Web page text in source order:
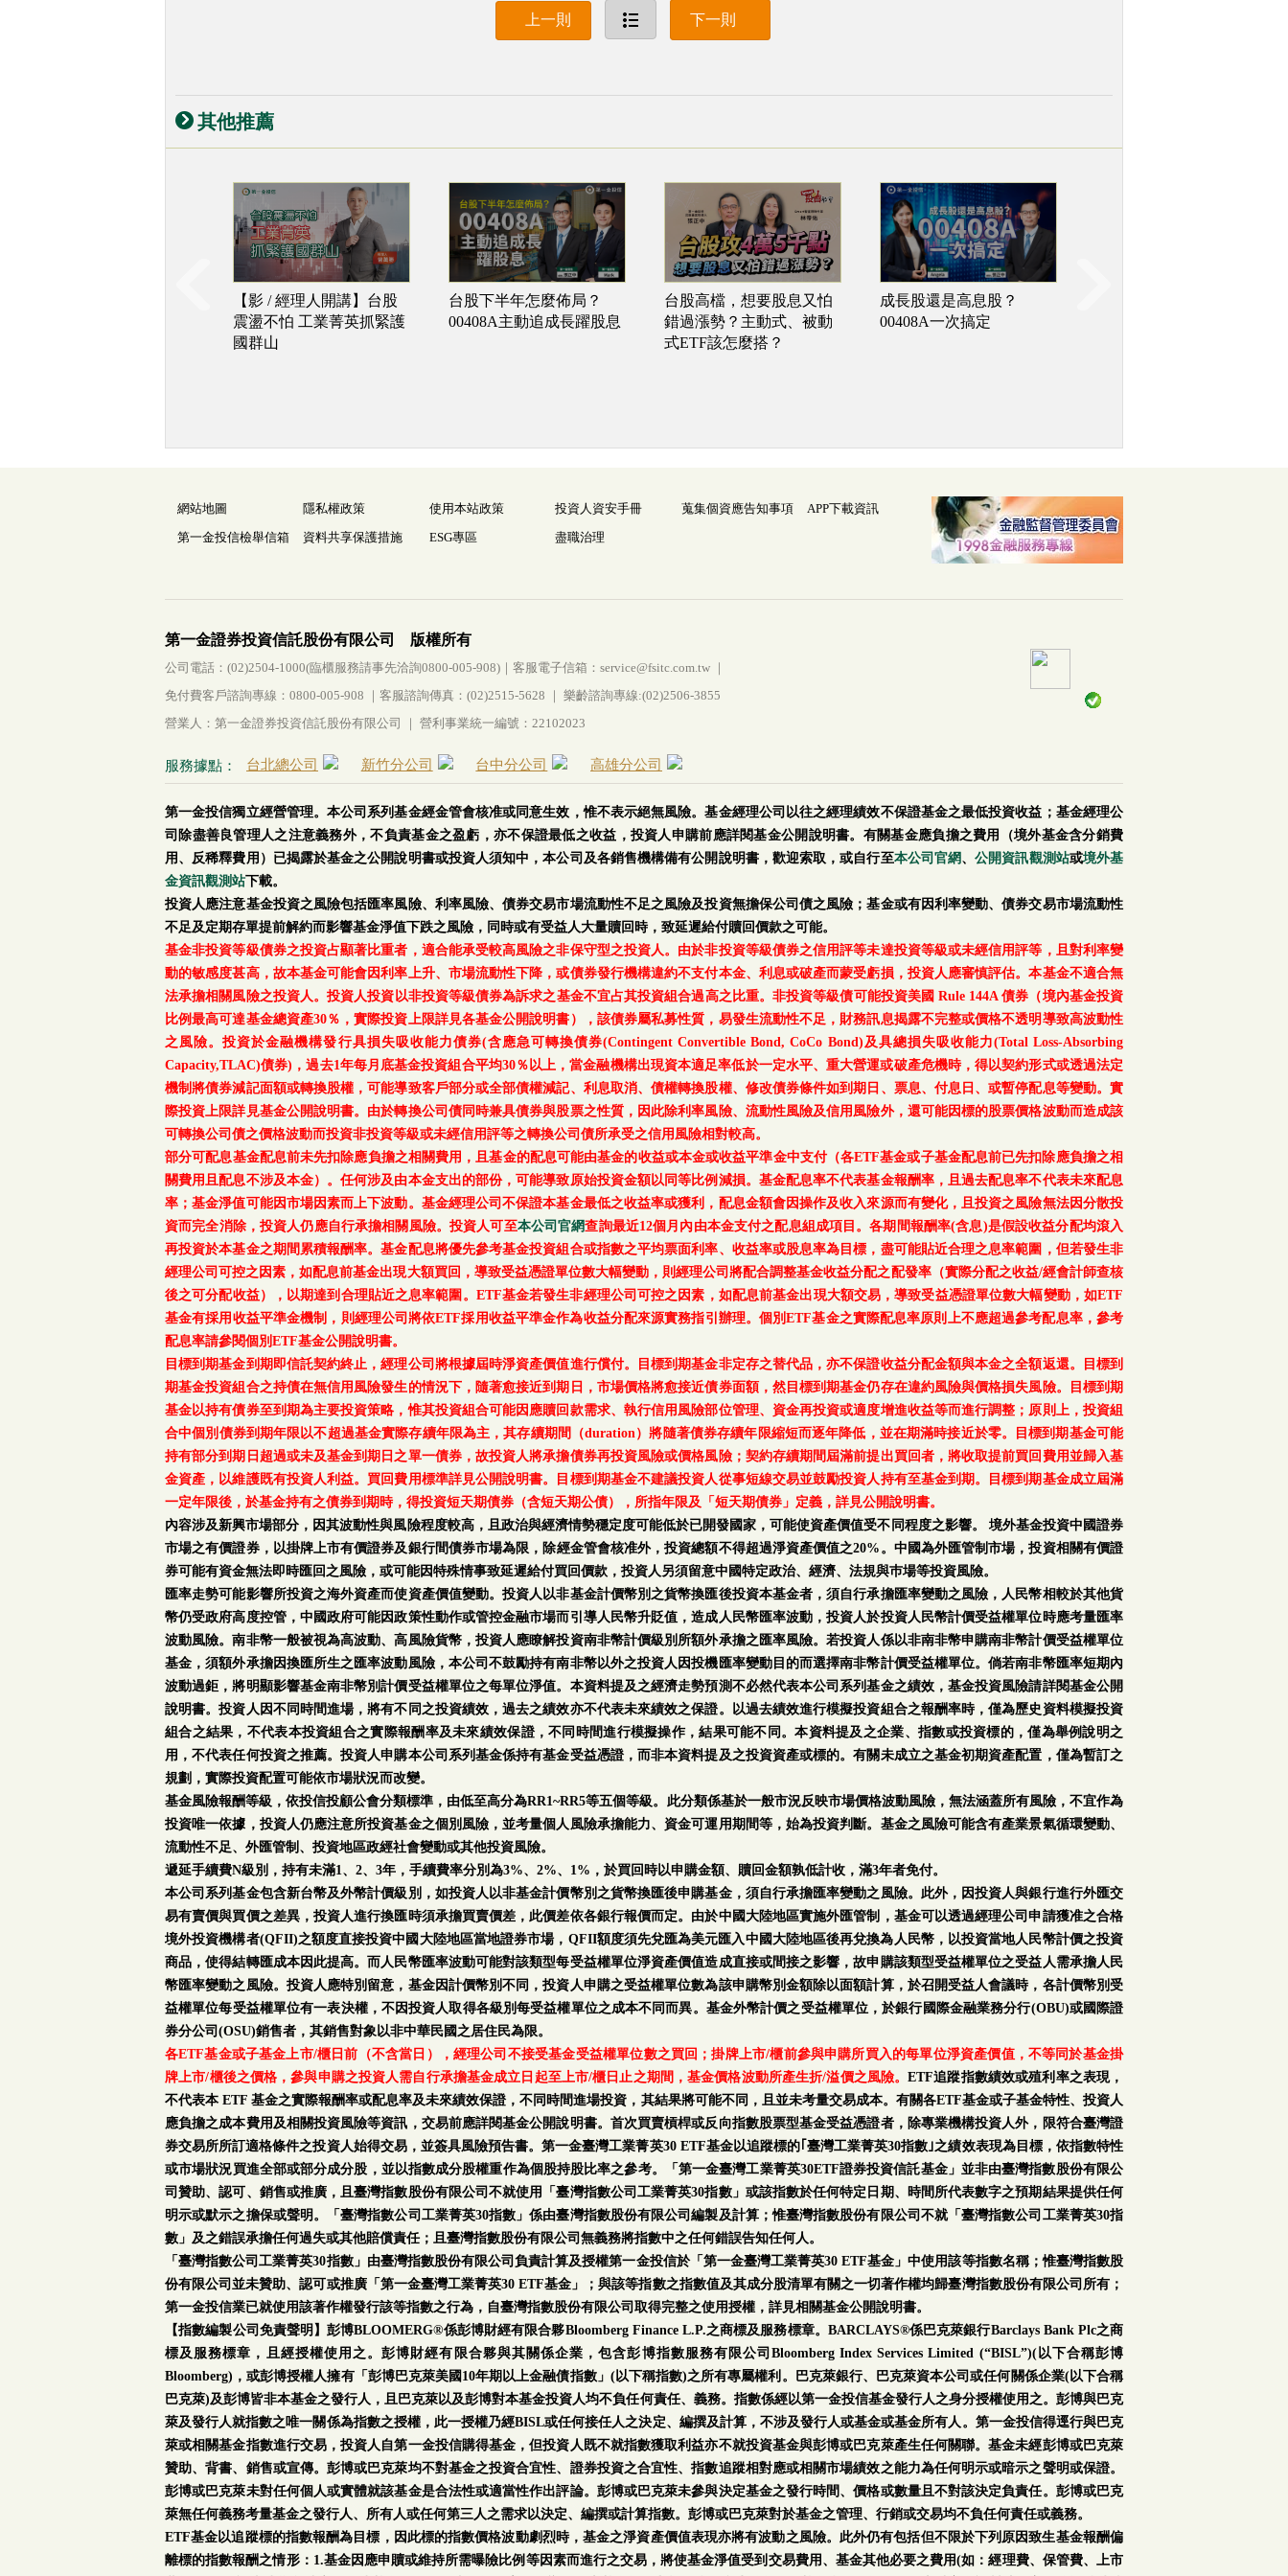
上一則 下一則
其他推薦
【影 / 經理人開講】台股
震盪不怕 工業菁英抓緊護
國群山
台股下半年怎麼佈局？
00408A主動追成長躍股息
台股高檔，想要股息又怕
錯過漲勢？主動式、被動
式ETF該怎麼搭？
成長股還是高息股？
00408A一次搞定
網站地圖 隱私權政策 使用本站政策 投資人資安手冊 蒐集個資應告知事項
APP下載資訊
第一金投信檢舉信箱
資料共享保護措施 ESG專區 盡職治理
第一金證券投資信託股份有限公司 版權所有
公司電話：(02)2504-1000(臨櫃服務請事先洽詢0800-005-908)｜客服電子信箱：service@fsitc.com.tw ｜
免付費客戶諮詢專線：0800-005-908 ｜客服諮詢傳真：(02)2515-5628 ｜ 樂齡諮詢專線:(02)2506-3855
營業人：第一金證券投資信託股份有限公司 ｜ 營利事業統一編號：22102023
服務據點： 台北總公司 新竹分公司 台中分公司 高雄分公司
第一金投信獨立經營管理。本公司系列基金經金管會核准或同意生效，惟不表示絕無風險。基金經理公司以往之經理績效不保證基金之最低投資收益；基金經理公
司除盡善良管理人之注意義務外，不負責基金之盈虧，亦不保證最低之收益，投資人申購前應詳閱基金公開說明書。有關基金應負擔之費用（境外基金含分銷費
用、反稀釋費用）已揭露於基金之公開說明書或投資人須知中，本公司及各銷售機構備有公開說明書，歡迎索取，或自行至本公司官網、公開資訊觀測站或境外基
金資訊觀測站下載。
投資人應注意基金投資之風險包括匯率風險、利率風險、債券交易市場流動性不足之風險及投資無擔保公司債之風險；基金或有因利率變動、債券交易市場流動性
不足及定期存單提前解約而影響基金淨值下跌之風險，同時或有受益人大量贖回時，致延遲給付贖回價款之可能。
基金非投資等級債券之投資占顯著比重者，適合能承受較高風險之非保守型之投資人。由於非投資等級債券之信用評等未達投資等級或未經信用評等，且對利率變
動的敏感度甚高，故本基金可能會因利率上升、市場流動性下降，或債券發行機構違約不支付本金、利息或破產而蒙受虧損，投資人應審慎評估。本基金不適合無
法承擔相關風險之投資人。投資人投資以非投資等級債券為訴求之基金不宜占其投資組合過高之比重。非投資等級債可能投資美國 Rule 144A 債券（境內基金投資
比例最高可達基金總資產30％，實際投資上限詳見各基金公開說明書），該債券屬私募性質，易發生流動性不足，財務訊息揭露不完整或價格不透明導致高波動性
之風險。投資於金融機構發行具損失吸收能力債券(含應急可轉換債券(Contingent Convertible Bond, CoCo Bond)及具總損失吸收能力(Total Loss-Absorbing
Capacity,TLAC)債券)，過去1年每月底基金投資組合平均30％以上，當金融機構出現資本適足率低於一定水平、重大營運或破產危機時，得以契約形式或透過法定
機制將債券減記面額或轉換股權，可能導致客戶部分或全部債權減記、利息取消、債權轉換股權、修改債券條件如到期日、票息、付息日、或暫停配息等變動。實
際投資上限詳見基金公開說明書。由於轉換公司債同時兼具債券與股票之性質，因此除利率風險、流動性風險及信用風險外，還可能因標的股票價格波動而造成該
可轉換公司債之價格波動而投資非投資等級或未經信用評等之轉換公司債所承受之信用風險相對較高。
部分可配息基金配息前未先扣除應負擔之相關費用，且基金的配息可能由基金的收益或本金或收益平準金中支付（各ETF基金或子基金配息前已先扣除應負擔之相
關費用且配息不涉及本金）。任何涉及由本金支出的部份，可能導致原始投資金額以同等比例減損。基金配息率不代表基金報酬率，且過去配息率不代表未來配息
率；基金淨值可能因市場因素而上下波動。基金經理公司不保證本基金最低之收益率或獲利，配息金額會因操作及收入來源而有變化，且投資之風險無法因分散投
資而完全消除，投資人仍應自行承擔相關風險。投資人可至本公司官網查詢最近12個月內由本金支付之配息組成項目。各期間報酬率(含息)是假設收益分配均滾入
再投資於本基金之期間累積報酬率。基金配息將優先參考基金投資組合或指數之平均票面利率、收益率或股息率為目標，盡可能貼近合理之息率範圍，但若發生非
經理公司可控之因素，如配息前基金出現大額買回，導致受益憑證單位數大幅變動，則經理公司將配合調整基金收益分配之配發率（實際分配之收益/經會計師查核
後之可分配收益），以期達到合理貼近之息率範圍。ETF基金若發生非經理公司可控之因素，如配息前基金出現大額交易，導致受益憑證單位數大幅變動，如ETF
基金有採用收益平準金機制，則經理公司將依ETF採用收益平準金作為收益分配來源實務指引辦理。個別ETF基金之實際配息率原則上不應超過參考配息率，參考
配息率請參閱個別ETF基金公開說明書。
目標到期基金到期即信託契約終止，經理公司將根據屆時淨資產價值進行償付。目標到期基金非定存之替代品，亦不保證收益分配金額與本金之全額返還。目標到
期基金投資組合之持債在無信用風險發生的情況下，隨著愈接近到期日，市場價格將愈接近債券面額，然目標到期基金仍存在違約風險與價格損失風險。目標到期
基金以持有債券至到期為主要投資策略，惟其投資組合可能因應贖回款需求、執行信用風險部位管理、資金再投資或適度增進收益等而進行調整；原則上，投資組
合中個別債券到期年限以不超過基金實際存續年限為主，其存續期間（duration）將隨著債券存續年限縮短而逐年降低，並在期滿時接近於零。目標到期基金可能
持有部分到期日超過或未及基金到期日之單一債券，故投資人將承擔債券再投資風險或價格風險；契約存續期間屆滿前提出買回者，將收取提前買回費用並歸入基
金資產，以維護既有投資人利益。買回費用標準詳見公開說明書。目標到期基金不建議投資人從事短線交易並鼓勵投資人持有至基金到期。目標到期基金成立屆滿
一定年限後，於基金持有之債券到期時，得投資短天期債券（含短天期公債），所指年限及「短天期債券」定義，詳見公開說明書。
內容涉及新興市場部分，因其波動性與風險程度較高，且政治與經濟情勢穩定度可能低於已開發國家，可能使資產價值受不同程度之影響。 境外基金投資中國證券
市場之有價證券，以掛牌上市有價證券及銀行間債券市場為限，除經金管會核准外，投資總額不得超過淨資產價值之20%。中國為外匯管制市場，投資相關有價證
券可能有資金無法即時匯回之風險，或可能因特殊情事致延遲給付買回價款，投資人另須留意中國特定政治、經濟、法規與巿場等投資風險。
匯率走勢可能影響所投資之海外資產而使資產價值變動。投資人以非基金計價幣別之貨幣換匯後投資本基金者，須自行承擔匯率變動之風險，人民幣相較於其他貨
幣仍受政府高度控管，中國政府可能因政策性動作或管控金融市場而引導人民幣升貶值，造成人民幣匯率波動，投資人於投資人民幣計價受益權單位時應考量匯率
波動風險。南非幣一般被視為高波動、高風險貨幣，投資人應瞭解投資南非幣計價級別所額外承擔之匯率風險。若投資人係以非南非幣申購南非幣計價受益權單位
基金，須額外承擔因換匯所生之匯率波動風險，本公司不鼓勵持有南非幣以外之投資人因投機匯率變動目的而選擇南非幣計價受益權單位。倘若南非幣匯率短期內
波動過鉅，將明顯影響基金南非幣別計價受益權單位之每單位淨值。本資料提及之經濟走勢預測不必然代表本公司系列基金之績效，基金投資風險請詳閱基金公開
說明書。投資人因不同時間進場，將有不同之投資績效，過去之績效亦不代表未來績效之保證。以過去績效進行模擬投資組合之報酬率時，僅為歷史資料模擬投資
組合之結果，不代表本投資組合之實際報酬率及未來績效保證，不同時間進行模擬操作，結果可能不同。本資料提及之企業、指數或投資標的，僅為舉例說明之
用，不代表任何投資之推薦。投資人申購本公司系列基金係持有基金受益憑證，而非本資料提及之投資資產或標的。有關未成立之基金初期資產配置，僅為暫訂之
規劃，實際投資配置可能依市場狀況而改變。
基金風險報酬等級，依投信投顧公會分類標準，由低至高分為RR1~RR5等五個等級。此分類係基於一般市況反映市場價格波動風險，無法涵蓋所有風險，不宜作為
投資唯一依據，投資人仍應注意所投資基金之個別風險，並考量個人風險承擔能力、資金可運用期間等，始為投資判斷。基金之風險可能含有產業景氣循環變動、
流動性不足、外匯管制、投資地區政經社會變動或其他投資風險。
遞延手續費N級別，持有未滿1、2、3年，手續費率分別為3%、2%、1%，於買回時以申購金額、贖回金額孰低計收，滿3年者免付。
本公司系列基金包含新台幣及外幣計價級別，如投資人以非基金計價幣別之貨幣換匯後申購基金，須自行承擔匯率變動之風險。此外，因投資人與銀行進行外匯交
易有賣價與買價之差異，投資人進行換匯時須承擔買賣價差，此價差依各銀行報價而定。由於中國大陸地區實施外匯管制，基金可以透過經理公司申請獲准之合格
境外投資機構者(QFII)之額度直接投資中國大陸地區當地證券市場，QFII額度須先兌匯為美元匯入中國大陸地區後再兌換為人民幣，以投資當地人民幣計價之投資
商品，使得結轉匯成本因此提高。而人民幣匯率波動可能對該類型每受益權單位淨資產價值造成直接或間接之影響，故申購該類型受益權單位之受益人需承擔人民
幣匯率變動之風險。投資人應特別留意，基金因計價幣別不同，投資人申購之受益權單位數為該申購幣別金額除以面額計算，於召開受益人會議時，各計價幣別受
益權單位每受益權單位有一表決權，不因投資人取得各級別每受益權單位之成本不同而異。基金外幣計價之受益權單位，於銀行國際金融業務分行(OBU)或國際證
券分公司(OSU)銷售者，其銷售對象以非中華民國之居住民為限。
各ETF基金或子基金上市/櫃日前（不含當日），經理公司不接受基金受益權單位數之買回；掛牌上市/櫃前參與申購所買入的每單位淨資產價值，不等同於基金掛
牌上市/櫃後之價格，參與申購之投資人需自行承擔基金成立日起至上市/櫃日止之期間，基金價格波動所產生折/溢價之風險。ETF追蹤指數績效或殖利率之表現，
不代表本 ETF 基金之實際報酬率或配息率及未來績效保證，不同時間進場投資，其結果將可能不同，且並未考量交易成本。有關各ETF基金或子基金特性、投資人
應負擔之成本費用及相關投資風險等資訊，交易前應詳閱基金公開說明書。首次買賣槓桿或反向指數股票型基金受益憑證者，除專業機構投資人外，限符合臺灣證
券交易所所訂適格條件之投資人始得交易，並簽具風險預告書。第一金臺灣工業菁英30 ETF基金以追蹤標的｢臺灣工業菁英30指數｣之績效表現為目標，依指數特性
或市場狀況買進全部或部分成分股，並以指數成分股權重作為個股持股比率之參考。「第一金臺灣工業菁英30ETF證券投資信託基金」並非由臺灣指數股份有限公
司贊助、認可、銷售或推廣，且臺灣指數股份有限公司不就使用「臺灣指數公司工業菁英30指數」或該指數於任何特定日期、時間所代表數字之預期結果提供任何
明示或默示之擔保或聲明。「臺灣指數公司工業菁英30指數」係由臺灣指數股份有限公司編製及計算；惟臺灣指數股份有限公司不就「臺灣指數公司工業菁英30指
數」及之錯誤承擔任何過失或其他賠償責任；且臺灣指數股份有限公司無義務將指數中之任何錯誤告知任何人。
「臺灣指數公司工業菁英30指數」由臺灣指數股份有限公司負責計算及授權第一金投信於「第一金臺灣工業菁英30 ETF基金」中使用該等指數名稱；惟臺灣指數股
份有限公司並未贊助、認可或推廣「第一金臺灣工業菁英30 ETF基金」；與該等指數之指數值及其成分股清單有關之一切著作權均歸臺灣指數股份有限公司所有；
第一金投信業已就使用該著作權發行該等指數之行為，自臺灣指數股份有限公司取得完整之使用授權，詳見相關基金公開說明書。
【指數編製公司免責聲明】彭博BLOOMERG®係彭博財經有限合夥Bloomberg Finance L.P.之商標及服務標章。BARCLAYS®係巴克萊銀行Barclays Bank Plc之商
標及服務標章，且經授權使用之。彭博財經有限合夥與其關係企業，包含彭博指數服務有限公司Bloomberg Index Services Limited (“BISL”)(以下合稱彭博
Bloomberg)，或彭博授權人擁有「彭博巴克萊美國10年期以上金融債指數」(以下稱指數)之所有專屬權利。巴克萊銀行、巴克萊資本公司或任何關係企業(以下合稱
巴克萊)及彭博皆非本基金之發行人，且巴克萊以及彭博對本基金投資人均不負任何責任、義務。指數係經以第一金投信基金發行人之身分授權使用之。彭博與巴克
萊及發行人就指數之唯一關係為指數之授權，此一授權乃經BISL或任何接任人之決定、編撰及計算，不涉及發行人或基金或基金所有人。第一金投信得逕行與巴克
萊或相關基金指數進行交易，投資人自第一金投信購得基金，但投資人既不就指數獲取利益亦不就投資基金與彭博或巴克萊產生任何關聯。基金未經彭博或巴克萊
贊助、背書、銷售或宣傳。彭博或巴克萊均不對基金之投資合宜性、證券投資之合宜性、指數追蹤相對應或相關市場績效之能力為任何明示或暗示之聲明或保證。
彭博或巴克萊未對任何個人或實體就該基金是合法性或適當性作出評論。彭博或巴克萊未參與決定基金之發行時間、價格或數量且不對該決定負責任。彭博或巴克
萊無任何義務考量基金之發行人、所有人或任何第三人之需求以決定、編撰或計算指數。彭博或巴克萊對於基金之管理、行銷或交易均不負任何責任或義務。
ETF基金以追蹤標的指數報酬為目標，因此標的指數價格波動劇烈時，基金之淨資產價值表現亦將有波動之風險。此外仍有包括但不限於下列原因致生基金報酬偏
離標的指數報酬之情形：1.基金因應申贖或維持所需曝險比例等因素而進行之交易，將使基金淨值受到交易費用、基金其他必要之費用(如：經理費、保管費、上市